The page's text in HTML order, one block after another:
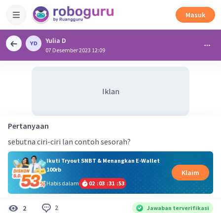
Masuk
Yulia D
07 Desember 2023 12:09
Iklan
Pertanyaan
sebutna ciri-ciri lan contoh sesorah?
Ikuti Tryout SNBT & Menangkan E-Wallet
100rb
Habis dalam
02 :03 :31 :53
Klaim
2 2 Jawaban terverifikasi